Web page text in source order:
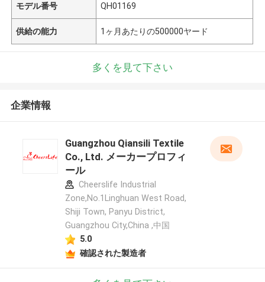
モデル番号 QH01169
供給の能力 1ヶ月あたりの500000ヤード
多くを見て下さい
企業情報
Guangzhou Qiansili Textile
Co., Ltd. メーカープロフィ
ール
Cheerslife Industrial
Zone,No.1Linghuan West Road,
Shiji Town, Panyu District,
Guangzhou City,China ,中国
5.0
確認された製造者